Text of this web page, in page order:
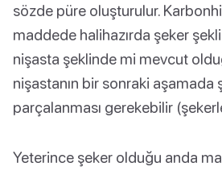
sözde püre oluşturulur.
maddede halihazırda şeker
nişasta şeklinde mi mevcut
nişastanın bir sonraki aşamada
parçalanması gerekebilir
Yeterince şeker olduğu anda